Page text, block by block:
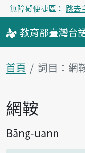
無障礙便捷區： 跳去
教育部臺灣台
首頁 詞目：網
主內容區塊
網鞍
Bāng-uann